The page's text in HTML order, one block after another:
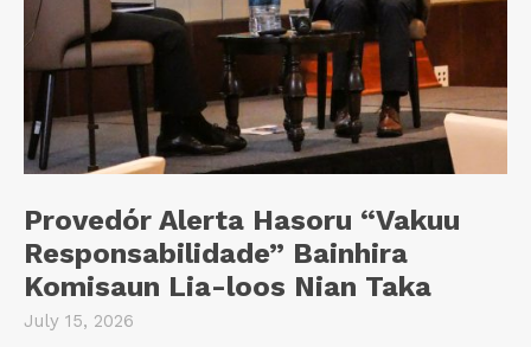
Provedór Alerta Hasoru “Vakuu
Responsabilidade” Bainhira
Komisaun Lia-loos Nian Taka
July 15, 2026